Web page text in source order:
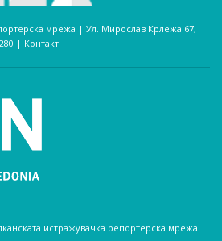
мрежа | Ул. Мирослав Крлежа 67,
| Контакт
истражувачка репортерска мрежа